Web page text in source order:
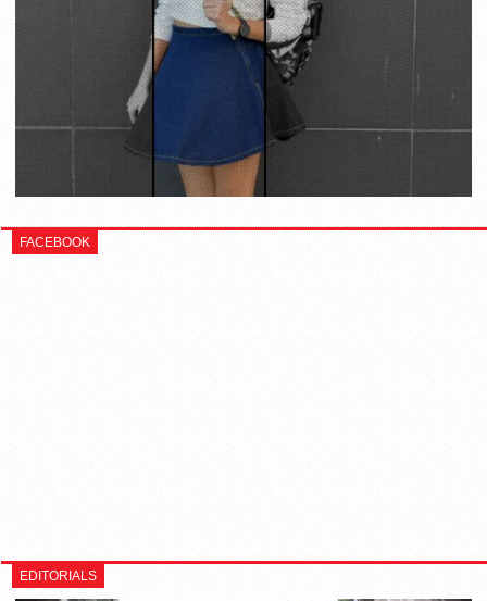
FACEBOOK
EDITORIALS